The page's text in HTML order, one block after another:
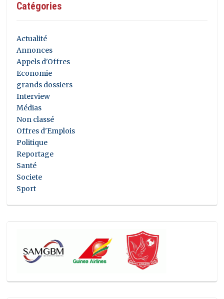
Catégories
Actualité
Annonces
Appels d'Offres
Economie
grands dossiers
Interview
Médias
Non classé
Offres d'Emplois
Politique
Reportage
Santé
Societe
Sport